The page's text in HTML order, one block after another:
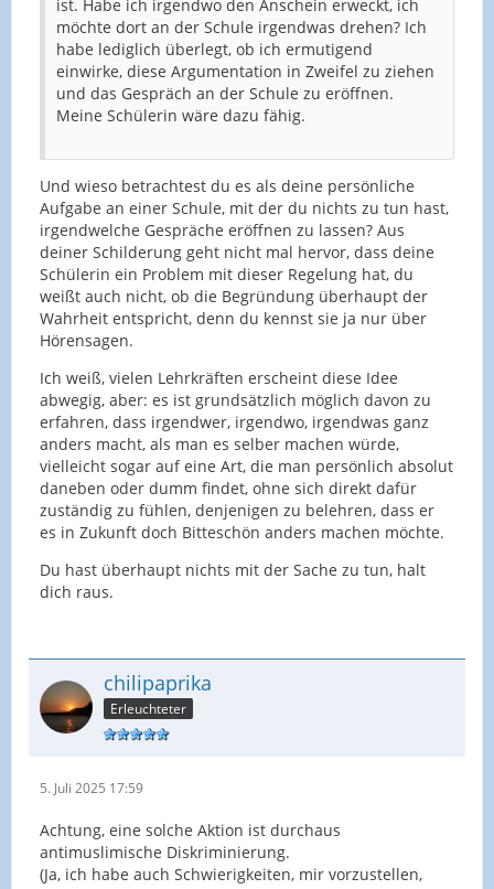
ist. Habe ich irgendwo den Anschein erweckt, ich
möchte dort an der Schule irgendwas drehen? Ich
habe lediglich überlegt, ob ich ermutigend
einwirke, diese Argumentation in Zweifel zu ziehen
und das Gespräch an der Schule zu eröffnen.
Meine Schülerin wäre dazu fähig.
Und wieso betrachtest du es als deine persönliche
Aufgabe an einer Schule, mit der du nichts zu tun hast,
irgendwelche Gespräche eröffnen zu lassen? Aus
deiner Schilderung geht nicht mal hervor, dass deine
Schülerin ein Problem mit dieser Regelung hat, du
weißt auch nicht, ob die Begründung überhaupt der
Wahrheit entspricht, denn du kennst sie ja nur über
Hörensagen.
Ich weiß, vielen Lehrkräften erscheint diese Idee
abwegig, aber: es ist grundsätzlich möglich davon zu
erfahren, dass irgendwer, irgendwo, irgendwas ganz
anders macht, als man es selber machen würde,
vielleicht sogar auf eine Art, die man persönlich absolut
daneben oder dumm findet, ohne sich direkt dafür
zuständig zu fühlen, denjenigen zu belehren, dass er
es in Zukunft doch Bitteschön anders machen möchte.
Du hast überhaupt nichts mit der Sache zu tun, halt
dich raus.
chilipaprika
Erleuchteter
5. Juli 2025 17:59
Achtung, eine solche Aktion ist durchaus
antimuslimische Diskriminierung.
(Ja, ich habe auch Schwierigkeiten, mir vorzustellen,